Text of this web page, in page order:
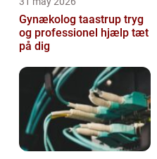
Gynækolog taastrup tryg
og professionel hjælp tæt
på dig